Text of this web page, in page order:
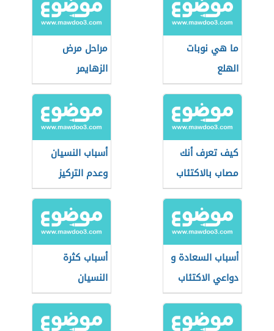
ما هي نوبات
الهلع
مراحل مرض
الزهايمر
كيف تعرف أنك
مصاب بالاكتئاب
أسباب النسيان
وعدم التركيز
أسباب السعادة و
دواعي الاكتئاب
أسباب كثرة
النسيان